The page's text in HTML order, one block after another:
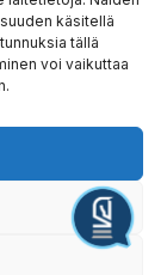
käsitellä
tällä
voi vaikuttaa